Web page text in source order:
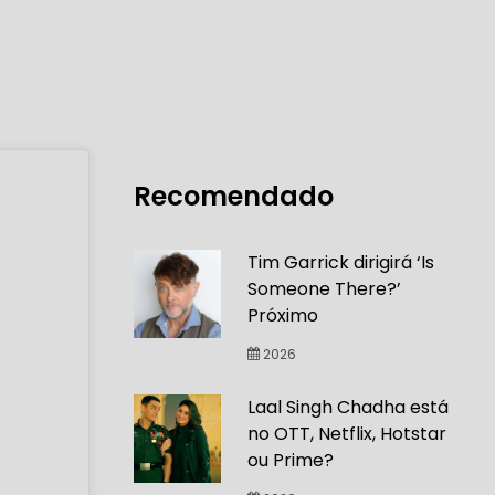
Recomendado
Tim Garrick dirigirá ‘Is
Someone There?’
Próximo
2026
Laal Singh Chadha está
no OTT, Netflix, Hotstar
ou Prime?